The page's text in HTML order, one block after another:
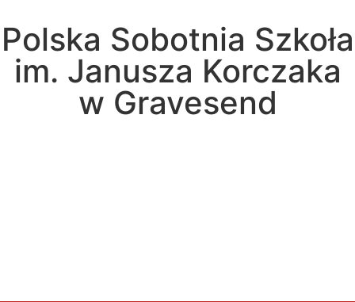
Polska Sobotnia Szkoła
im. Janusza Korczaka
w Gravesend